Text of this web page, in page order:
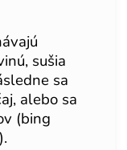
sušia
sa
alebo sa
(bing